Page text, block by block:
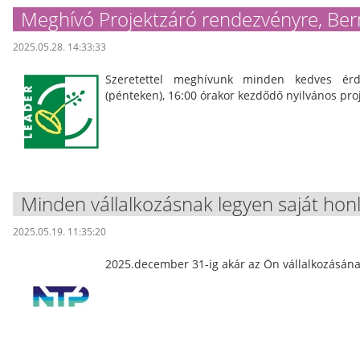
Meghívó Projektzáró rendezvényre,
2025.05.28. 14:33:33
Szeretettel meghívunk minden kedves
(pénteken), 16:00 órakor kezdődő nyilvános
Minden vállalkozásnak legyen saját
2025.05.19. 11:35:20
2025.december 31-ig akár az Ön